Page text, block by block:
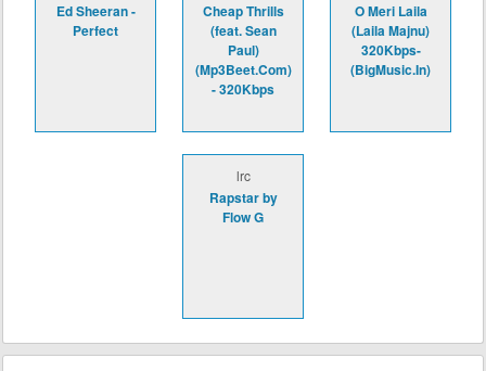
Ed Sheeran -
Perfect
Cheap Thrills
(feat. Sean
Paul)
(Mp3Beet.Com)
- 320Kbps
O Meri Laila
(Laila Majnu)
320Kbps-
(BigMusic.In)
lrc
Rapstar by
Flow G